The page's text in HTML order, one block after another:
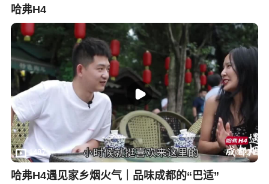
哈弗H4
1487 08:22
哈弗H4遇见家乡烟火气｜品味成都的“巴适”